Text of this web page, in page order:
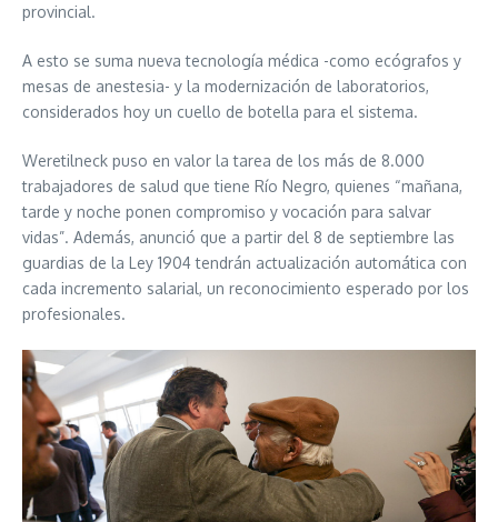
provincial.
A esto se suma nueva tecnología médica -como ecógrafos y
mesas de anestesia- y la modernización de laboratorios,
considerados hoy un cuello de botella para el sistema.
Weretilneck puso en valor la tarea de los más de 8.000
trabajadores de salud que tiene Río Negro, quienes “mañana,
tarde y noche ponen compromiso y vocación para salvar
vidas”. Además, anunció que a partir del 8 de septiembre las
guardias de la Ley 1904 tendrán actualización automática con
cada incremento salarial, un reconocimiento esperado por los
profesionales.